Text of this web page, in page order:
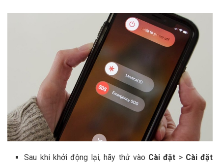
Sau khi khởi động lại, hãy thử vào Cài đặt >Cài đặt